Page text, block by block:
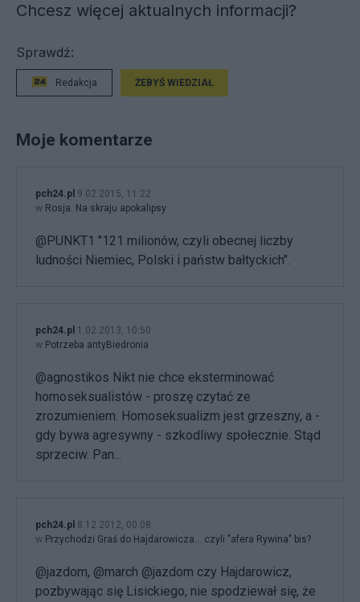
Chcesz więcej aktualnych informacji?
Sprawdź:
Redakcja ŻEBYŚ WIEDZIAŁ
Moje komentarze
pch24.pl 9.02.2015, 11:22
w Rosja. Na skraju apokalipsy
@PUNKT1 "121 milionów, czyli obecnej liczby
ludności Niemiec, Polski i państw bałtyckich".
pch24.pl 1.02.2013, 10:50
w Potrzeba antyBiedronia
@agnostikos Nikt nie chce eksterminować
homoseksualistów - proszę czytać ze
zrozumieniem. Homoseksualizm jest grzeszny, a -
gdy bywa agresywny - szkodliwy społecznie. Stąd
sprzeciw. Pan...
pch24.pl 8.12.2012, 00:08
w Przychodzi Graś do Hajdarowicza… czyli "afera Rywina" bis?
@jazdom, @march @jazdom czy Hajdarowicz,
pozbywając się Lisickiego, nie spodziewał się, że